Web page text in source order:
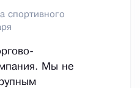
спортивного
Мы не